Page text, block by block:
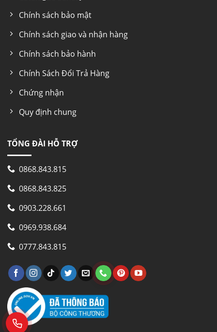
Chính sách bảo mật
Chính sách giao và nhận hàng
Chính sách bảo hành
Chính Sách Đổi Trả Hàng
Chứng nhận
Quy định chung
TỔNG ĐÀI HỖ TRỢ
0868.843.815
0868.843.825
0903.228.661
0969.938.684
0777.843.815